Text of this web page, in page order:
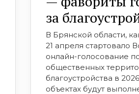
за
В Брянской области,
21 апреля стартовало
онлайн-голосование
общественных
благоустройства в
объектах будут